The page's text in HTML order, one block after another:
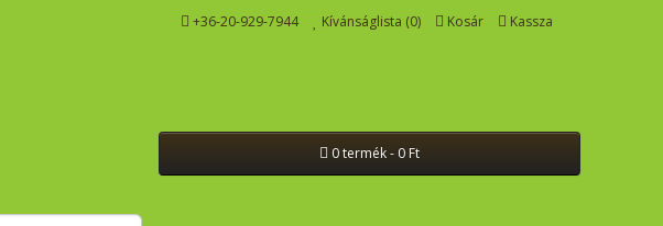
+36-20-929-7944 Kívánságlista (0) Kosár Kassza
0 termék - 0 Ft